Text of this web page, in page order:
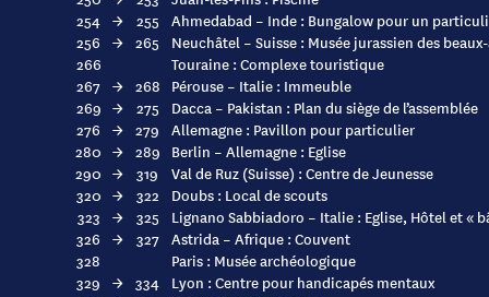
254 → 255 Ahmedabad – Inde : Bungalow pour un
256 → 265
Neuchâtel – Suisse : Musée jurassien des
266
Touraine : Complexe touristique
267 → 268 Pérouse – Italie : Immeuble
269 → 275
Dacca – Pakistan : Plan du siège de l’assemblée
276 → 279 Allemagne : Pavillon pour particulier
280 → 289 Berlin – Allemagne : Eglise
290 → 319
Val de Ruz (Suisse) : Centre de Jeunesse
320 → 322
Doubs : Local de scouts
323 → 325
Lignano Sabbiadoro – Italie : Eglise, Hôtel et «
326 → 327 Astrida – Afrique : Couvent
328
Paris : Musée archéologique
329 → 334 Lyon : Centre pour handicapés mentaux